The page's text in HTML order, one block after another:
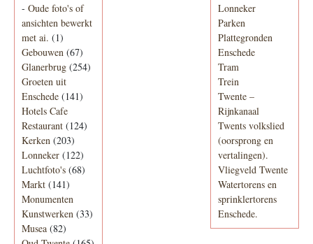
- Oude foto's of
ansichten bewerkt
met ai. (1)
Gebouwen (67)
Glanerbrug (254)
Groeten uit
Enschede (141)
Hotels Cafe
Restaurant (124)
Kerken (203)
Lonneker (122)
Luchtfoto's (68)
Markt (141)
Monumenten
Kunstwerken (33)
Musea (82)
Lonneker
Parken
Plattegronden
Enschede
Tram
Trein
Twente –
Rijnkanaal
Twents volkslied
(oorsprong en
vertalingen).
Vliegveld Twente
Watertorens en
sprinklertorens
Enschede.